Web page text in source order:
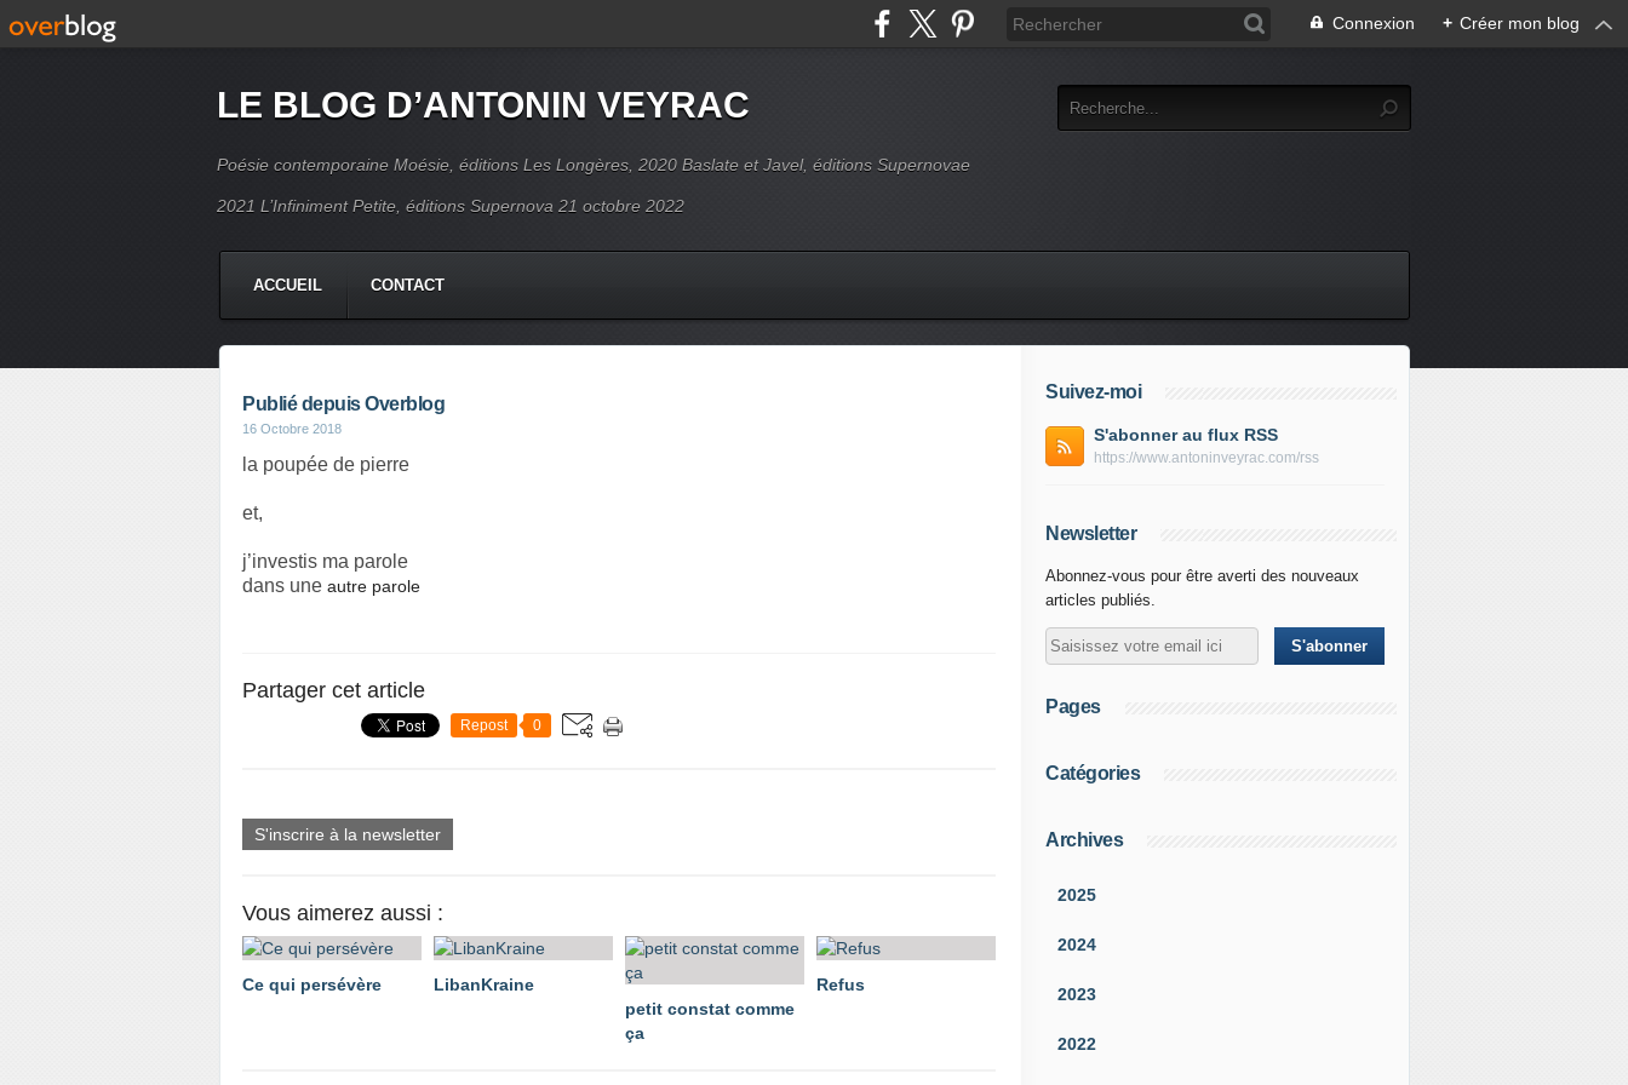
Connexion + Créer mon blog
LE BLOG D’ANTONIN VEYRAC
Poésie contemporaine Moésie, éditions Les Longères, 2020 Baslate et Javel, éditions Supernovae
2021 L’Infiniment Petite, éditions Supernova 21 octobre 2022
ACCUEIL CONTACT
Publié depuis Overblog
16 Octobre 2018
la poupée de pierre
et,
j’investis ma parole
dans une autre parole
Partager cet article
Repost 0
S'inscrire à la newsletter
Vous aimerez aussi :
Ce qui persévère
LibanKraine
petit constat comme
ça
Refus
Suivez-moi
S'abonner au flux RSS
https://www.antoninveyrac.com/rss
Newsletter
Abonnez-vous pour être averti des nouveaux
articles publiés.
Pages
Catégories
Archives
2025
2024
2023
2022